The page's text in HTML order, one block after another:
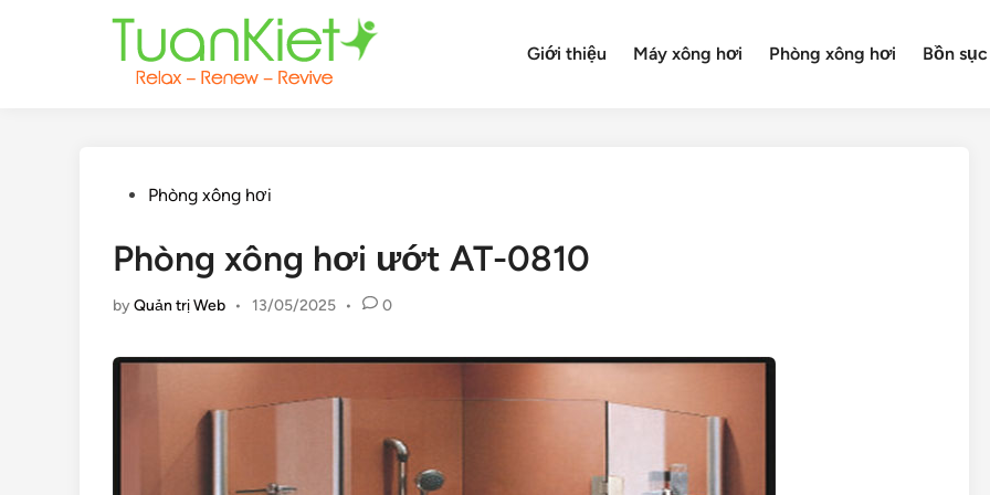
Giới thiệu Máy xông hơi Phòng xông hơi Bồn sục
PostedPhòng xông hơi
Phòng xông hơi ướt AT-0810
byQuản trị Web • 13/05/2025 • 0